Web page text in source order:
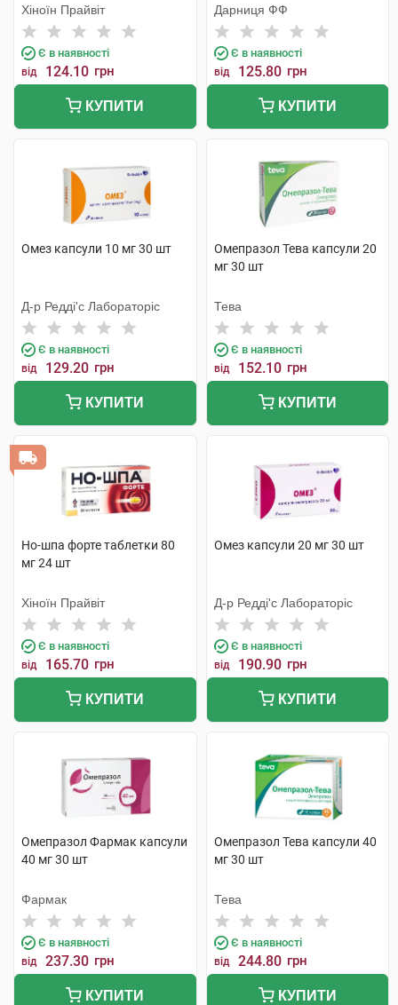
Хіноїн Прайвіт
Є в наявності
від 124.10 грн
КУПИТИ
Дарниця ФФ
Є в наявності
від 125.80 грн
КУПИТИ
Омез капсули 10 мг 30 шт
Д-р Редді'с Лабораторіс
Є в наявності
від 129.20 грн
КУПИТИ
Омепразол Тева капсули 20
мг 30 шт
Тева
Є в наявності
від 152.10 грн
КУПИТИ
Но-шпа форте таблетки 80
мг 24 шт
Хіноїн Прайвіт
Є в наявності
від 165.70 грн
КУПИТИ
Омез капсули 20 мг 30 шт
Д-р Редді'с Лабораторіс
Є в наявності
від 190.90 грн
КУПИТИ
Омепразол Фармак капсули
40 мг 30 шт
Фармак
Є в наявності
від 237.30 грн
КУПИТИ
Омепразол Тева капсули 40
мг 30 шт
Тева
Є в наявності
від 244.80 грн
КУПИТИ